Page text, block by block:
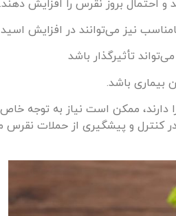
احتمال بروز نقرس را افزایش دهند.
نیز می‌توانند در افزایش
تأثیرگذار باشد
بیماری باشد.
دارند، ممکن است نیاز به توجه
کنترل و پیشگیری از حملات نقرس